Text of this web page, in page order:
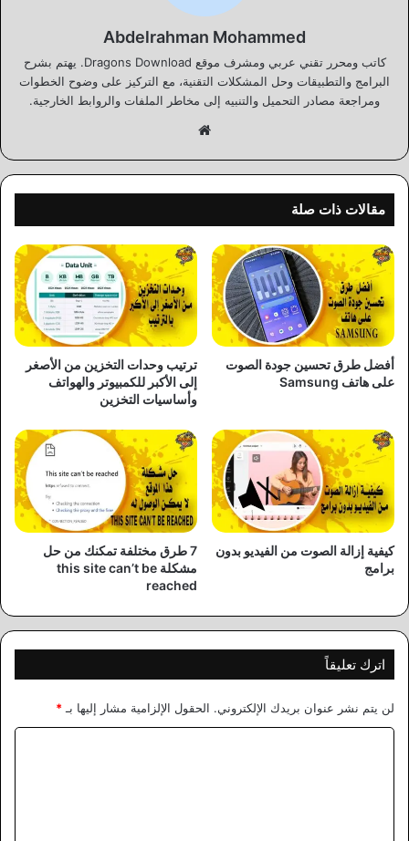
Abdelrahman Mohammed
كاتب ومحرر تقني عربي ومشرف موقع Dragons Download. يهتم بشرح
البرامج والتطبيقات وحل المشكلات التقنية، مع التركيز على وضوح الخطوات
ومراجعة مصادر التحميل والتنبيه إلى مخاطر الملفات والروابط الخارجية.
مقالات ذات صلة
أفضل طرق تحسين جودة الصوت
على هاتف Samsung
ترتيب وحدات التخزين من الأصغر
إلى الأكبر للكمبيوتر والهواتف
وأساسيات التخزين
كيفية إزالة الصوت من الفيديو بدون
برامج
7 طرق مختلفة تمكنك من حل
مشكلة this site can’t be
reached
اترك تعليقاً
لن يتم نشر عنوان بريدك الإلكتروني. الحقول الإلزامية مشار إليها بـ *